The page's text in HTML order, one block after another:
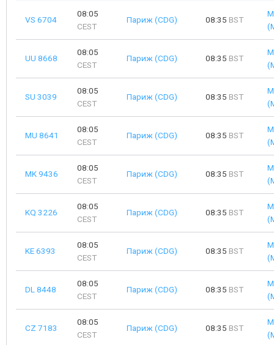
VS 6704
08:05
CEST
Париж (CDG) 08:35 BST
UU 8668
08:05
CEST
Париж (CDG) 08:35 BST
SU 3039
08:05
CEST
Париж (CDG) 08:35 BST
MU 8641
08:05
CEST
Париж (CDG) 08:35 BST
MK 9436
08:05
CEST
Париж (CDG) 08:35 BST
KQ 3226
08:05
CEST
Париж (CDG) 08:35 BST
KE 6393
08:05
CEST
Париж (CDG) 08:35 BST
DL 8448
08:05
CEST
Париж (CDG) 08:35 BST
CZ 7183
08:05
CEST
Париж (CDG) 08:35 BST